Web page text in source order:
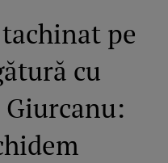
pe
cu